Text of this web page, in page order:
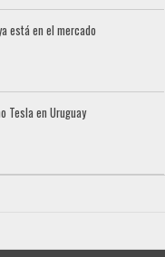
está en el mercado
Tesla en Uruguay